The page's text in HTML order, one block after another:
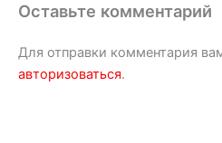
Оставьте комментарий
Для отправки комментария
авторизоваться.